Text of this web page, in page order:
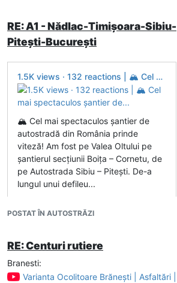
Centura Oşorhei, a fost finalizat şi
deschis miercuri traficului.
RE: A1 - Nădlac-Timișoara-Sibiu-
Pitești-București
1.5K views · 132 reactions | 🏔️ Cel mai spectaculos șantier de...
🏔️ Cel mai spectaculos șantier de
autostradă din România prinde
viteză! Am fost pe Valea Oltului pe
șantierul secțiunii Boița – Cornetu, de
pe Autostrada Sibiu – Pitești. De-a
lungul unui defileu...
POSTAT ÎN AUTOSTRĂZI
RE: Centuri rutiere
Branesti:
Varianta Ocolitoare Brănești | Asfaltări |